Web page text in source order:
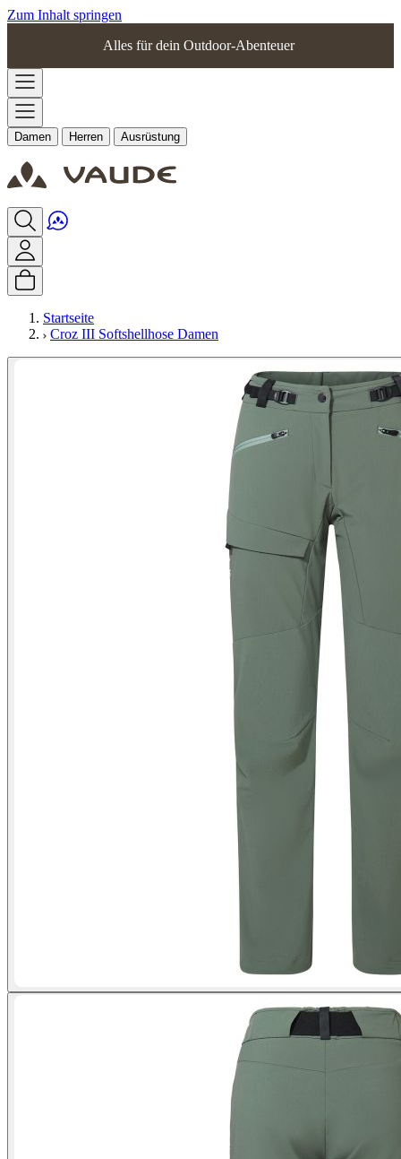
Zum Inhalt springen
Alles für dein Outdoor-Abenteuer
Damen Herren Ausrüstung
Startseite
Croz III Softshellhose Damen